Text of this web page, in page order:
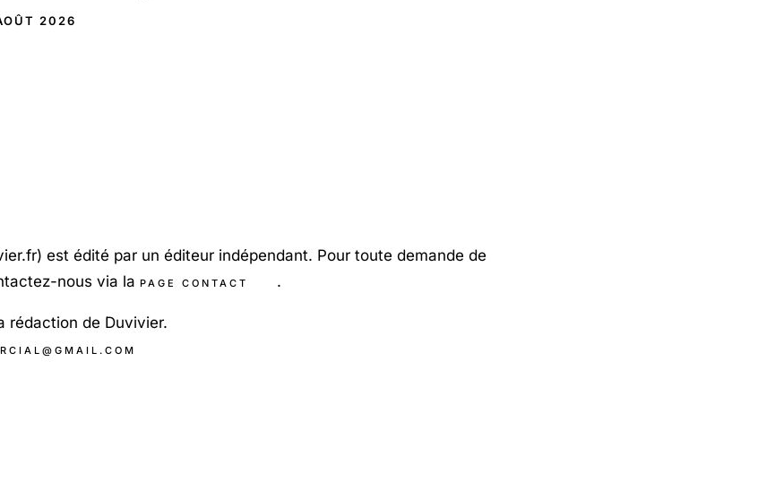
2026
est édité par un éditeur indépendant. Pour toute demande de
nous via la PAGE CONTACT .
rédaction de Duvivier.